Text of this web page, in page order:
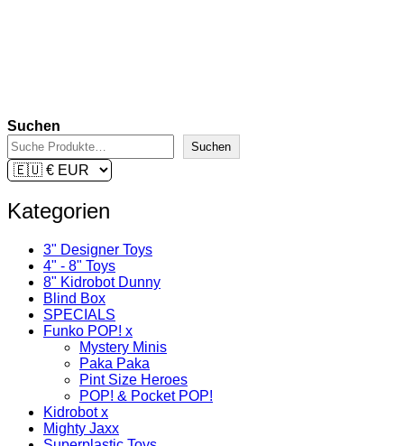
Suchen
Suchen
Kategorien
3" Designer Toys
4" - 8" Toys
8" Kidrobot Dunny
Blind Box
SPECIALS
Funko POP! x
Mystery Minis
Paka Paka
Pint Size Heroes
POP! & Pocket POP!
Kidrobot x
Mighty Jaxx